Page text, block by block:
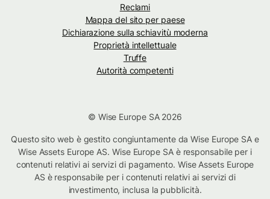
Reclami
Mappa del sito per paese
Dichiarazione sulla schiavitù moderna
Proprietà intellettuale
Truffe
Autorità competenti
© Wise Europe SA 2026
Questo sito web è gestito congiuntamente da Wise Europe SA e
Wise Assets Europe AS. Wise Europe SA è responsabile per i
contenuti relativi ai servizi di pagamento. Wise Assets Europe
AS è responsabile per i contenuti relativi ai servizi di
investimento, inclusa la pubblicità.